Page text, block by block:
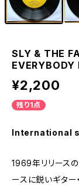
SLY & THE
EVERYBODY
¥2,200
残り1点
International
1969年リリース
ースに鋭いギター